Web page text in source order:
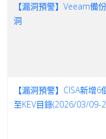
【漏洞預警】Veeam備
洞
【漏洞預警】CISA新增
至KEV目錄(2026/03/09-